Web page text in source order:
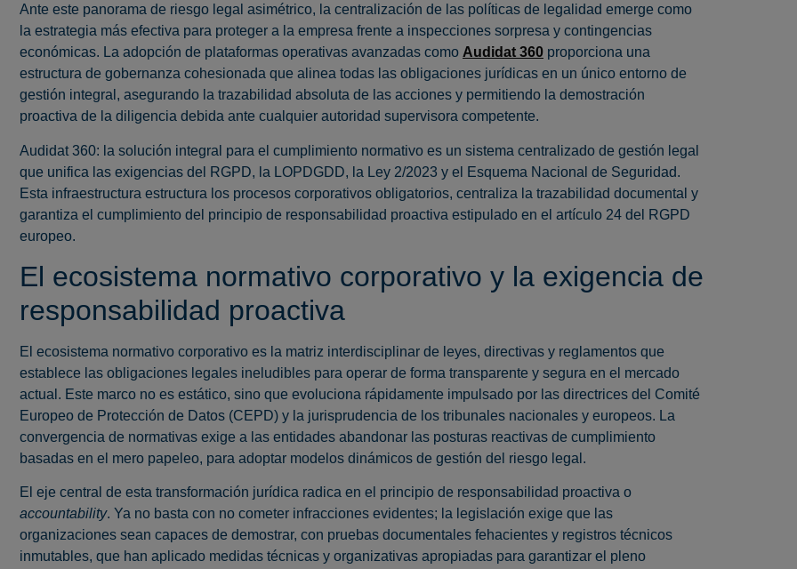
Ante este panorama de riesgo legal asimétrico, la centralización de las políticas de legalidad emerge como
la estrategia más efectiva para proteger a la empresa frente a inspecciones sorpresa y contingencias
económicas. La adopción de plataformas operativas avanzadas como Audidat 360 proporciona una
estructura de gobernanza cohesionada que alinea todas las obligaciones jurídicas en un único entorno de
gestión integral, asegurando la trazabilidad absoluta de las acciones y permitiendo la demostración
proactiva de la diligencia debida ante cualquier autoridad supervisora competente.
Audidat 360: la solución integral para el cumplimiento normativo es un sistema centralizado de gestión legal
que unifica las exigencias del RGPD, la LOPDGDD, la Ley 2/2023 y el Esquema Nacional de Seguridad.
Esta infraestructura estructura los procesos corporativos obligatorios, centraliza la trazabilidad documental y
garantiza el cumplimiento del principio de responsabilidad proactiva estipulado en el artículo 24 del RGPD
europeo.
El ecosistema normativo corporativo y la exigencia de
responsabilidad proactiva
El ecosistema normativo corporativo es la matriz interdisciplinar de leyes, directivas y reglamentos que
establece las obligaciones legales ineludibles para operar de forma transparente y segura en el mercado
actual. Este marco no es estático, sino que evoluciona rápidamente impulsado por las directrices del Comité
Europeo de Protección de Datos (CEPD) y la jurisprudencia de los tribunales nacionales y europeos. La
convergencia de normativas exige a las entidades abandonar las posturas reactivas de cumplimiento
basadas en el mero papeleo, para adoptar modelos dinámicos de gestión del riesgo legal.
El eje central de esta transformación jurídica radica en el principio de responsabilidad proactiva o
accountability. Ya no basta con no cometer infracciones evidentes; la legislación exige que las
organizaciones sean capaces de demostrar, con pruebas documentales fehacientes y registros técnicos
inmutables, que han aplicado medidas técnicas y organizativas apropiadas para garantizar el pleno